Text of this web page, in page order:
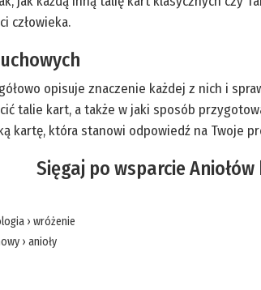
człowieka.
opisuje znaczenie każdej z nich i
talie kart, a także w jaki sposób
kartę, która stanowi odpowiedź na Twoje
Sięgaj po wsparcie
› wróżenie
› anioły